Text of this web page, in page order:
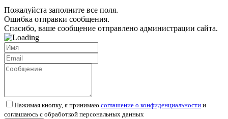
Пожалуйста заполните все поля.
Ошибка отправки сообщения.
Спасибо, ваше сообщение отправлено администрации сайта.
Нажимая кнопку, я принимаю соглашение о конфиденциальности и
соглашаюсь с обработкой персональных данных